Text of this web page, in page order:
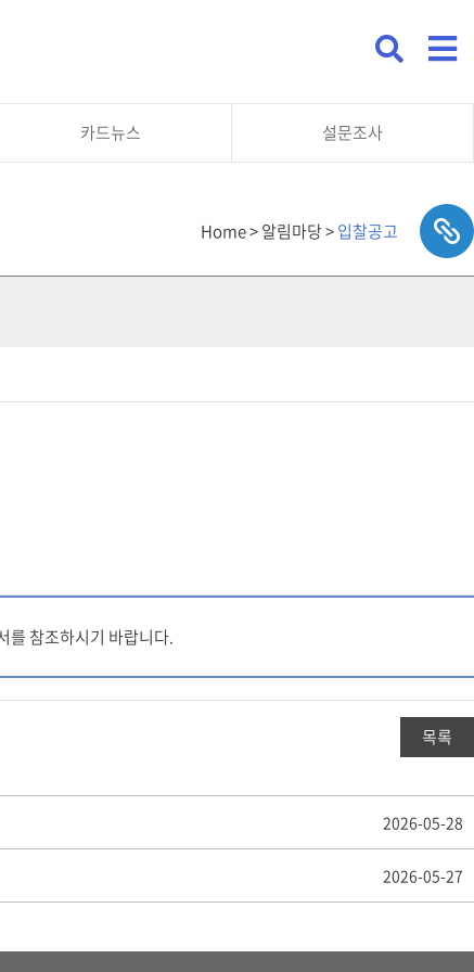
카드뉴스 설문조사
Home > 알림마당 >입찰공고
를 참조하시기 바랍니다.
목록
2026-05-28
2026-05-27